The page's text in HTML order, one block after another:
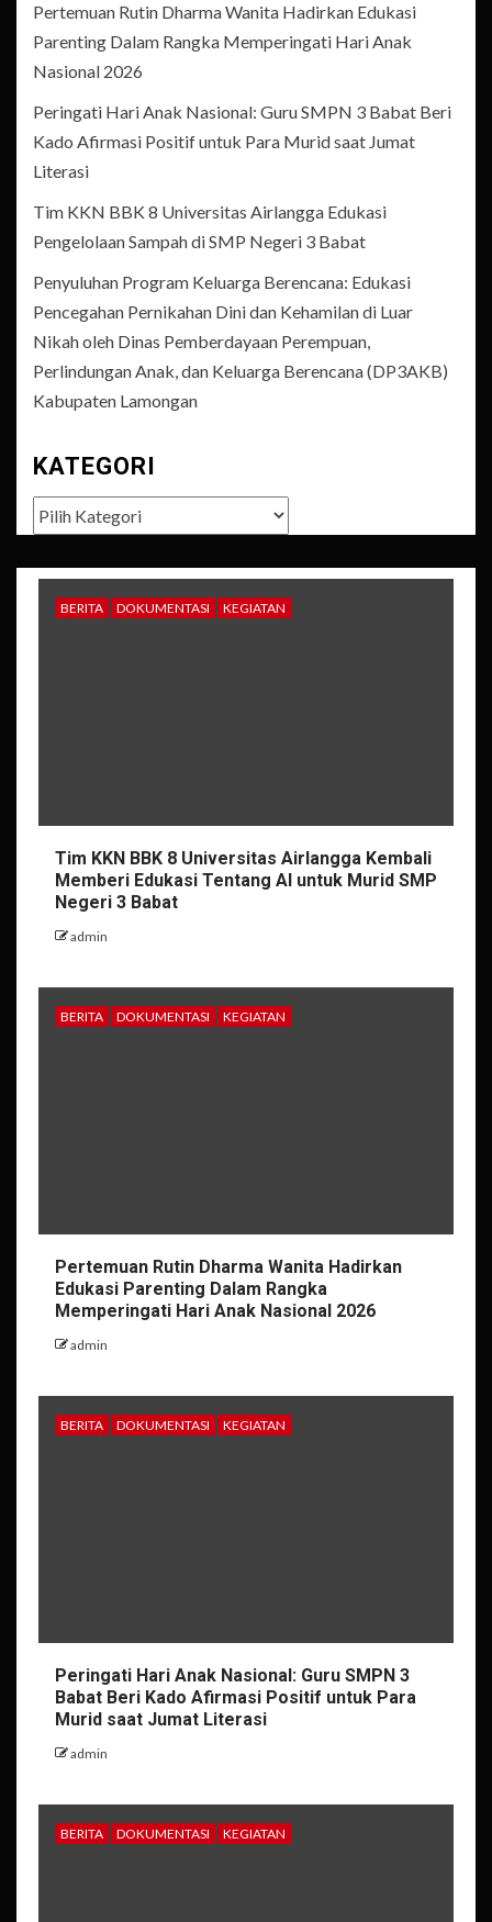
Pertemuan Rutin Dharma Wanita Hadirkan Edukasi
Parenting Dalam Rangka Memperingati Hari Anak
Nasional 2026
Peringati Hari Anak Nasional: Guru SMPN 3 Babat Beri
Kado Afirmasi Positif untuk Para Murid saat Jumat
Literasi
Tim KKN BBK 8 Universitas Airlangga Edukasi
Pengelolaan Sampah di SMP Negeri 3 Babat
Penyuluhan Program Keluarga Berencana: Edukasi
Pencegahan Pernikahan Dini dan Kehamilan di Luar
Nikah oleh Dinas Pemberdayaan Perempuan,
Perlindungan Anak, dan Keluarga Berencana (DP3AKB)
Kabupaten Lamongan
KATEGORI
Kategori
BERITA DOKUMENTASI KEGIATAN
Tim KKN BBK 8 Universitas Airlangga Kembali
Memberi Edukasi Tentang AI untuk Murid SMP
Negeri 3 Babat
admin
BERITA DOKUMENTASI KEGIATAN
Pertemuan Rutin Dharma Wanita Hadirkan
Edukasi Parenting Dalam Rangka
Memperingati Hari Anak Nasional 2026
admin
BERITA DOKUMENTASI KEGIATAN
Peringati Hari Anak Nasional: Guru SMPN 3
Babat Beri Kado Afirmasi Positif untuk Para
Murid saat Jumat Literasi
admin
BERITA DOKUMENTASI KEGIATAN